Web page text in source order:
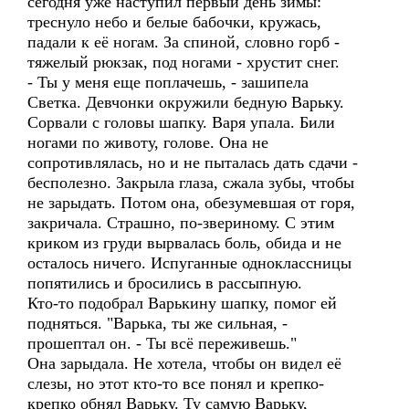
треснуло небо и белые бабочки, кружась,
падали к её ногам. За спиной, словно горб -
тяжелый рюкзак, под ногами - хрустит снег.
- Ты у меня еще поплачешь, - зашипела
Светка. Девчонки окружили бедную Варьку.
Сорвали с головы шапку. Варя упала. Били
ногами по животу, голове. Она не
сопротивлялась, но и не пыталась дать сдачи -
бесполезно. Закрыла глаза, сжала зубы, чтобы
не зарыдать. Потом она, обезумевшая от горя,
закричала. Страшно, по-звериному. С этим
криком из груди вырвалась боль, обида и не
осталось ничего. Испуганные одноклассницы
попятились и бросились в рассыпную.
Кто-то подобрал Варькину шапку, помог ей
подняться. "Варька, ты же сильная, -
прошептал он. - Ты всё переживешь."
Она зарыдала. Не хотела, чтобы он видел её
слезы, но этот кто-то все понял и крепко-
крепко обнял Варьку. Ту самую Варьку,